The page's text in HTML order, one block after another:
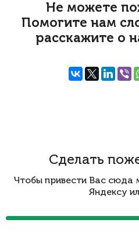
Не можете
Помогите нам
расскажите о
Сделать
Чтобы привести Вас сюда
Яндексу